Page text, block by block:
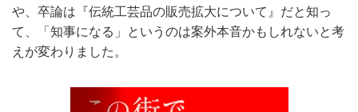
や、卒論は『伝統工芸品の販売拡大について』だと知っ
て、「知事になる」というのは案外本音かもしれないと考
えが変わりました。